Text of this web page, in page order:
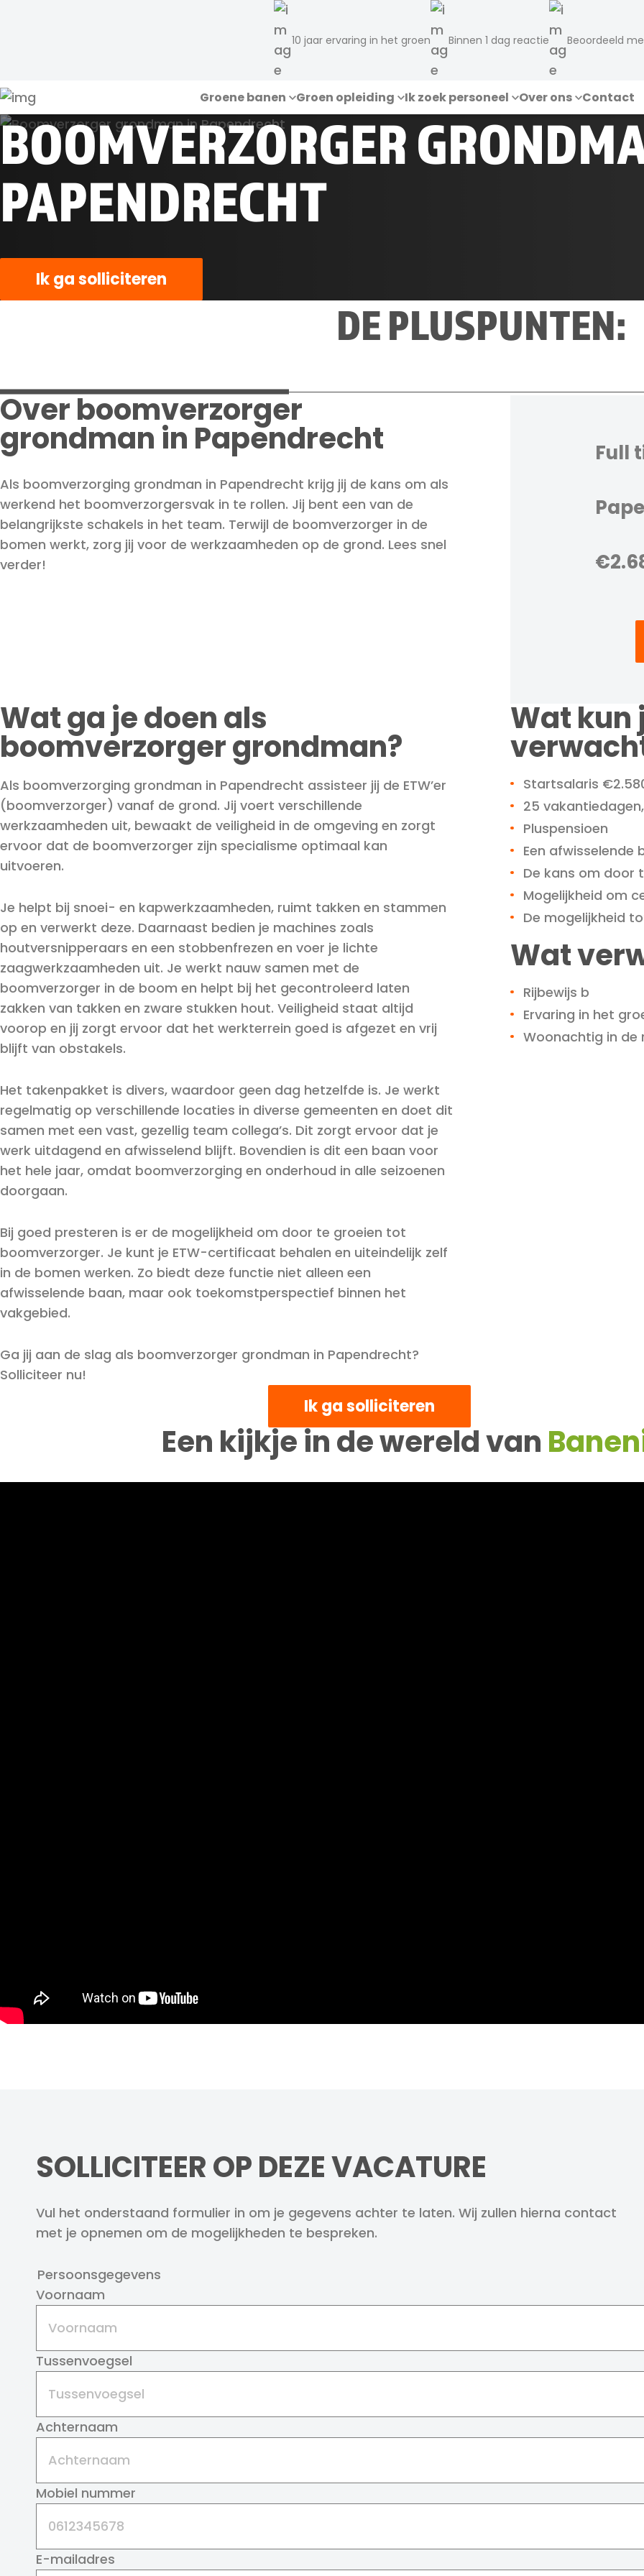
10 jaar ervaring in het groen Binnen 1 dag reactie Beoordeeld
Groene banen Groen opleiding Ik zoek personeel Over ons Contact
BOOMVERZORGER
PAPENDRECHT
Ik ga solliciteren
DE PLUSPUNTEN:
Over boomverzorger
grondman in Papendrecht
Als boomverzorging grondman in Papendrecht krijg jij de kans om als
werkend het boomverzorgersvak in te rollen. Jij bent een van de
belangrijkste schakels in het team. Terwijl de boomverzorger in de
bomen werkt, zorg jij voor de werkzaamheden op de grond. Lees snel
verder!
Full
Wat ga je doen als
boomverzorger grondman?
Als boomverzorging grondman in Papendrecht assisteer jij de ETW’er
(boomverzorger) vanaf de grond. Jij voert verschillende
werkzaamheden uit, bewaakt de veiligheid in de omgeving en zorgt
ervoor dat de boomverzorger zijn specialisme optimaal kan
uitvoeren.
Je helpt bij snoei- en kapwerkzaamheden, ruimt takken en stammen
op en verwerkt deze. Daarnaast bedien je machines zoals
houtversnipperaars en een stobbenfrezen en voer je lichte
zaagwerkzaamheden uit. Je werkt nauw samen met de
boomverzorger in de boom en helpt bij het gecontroleerd laten
zakken van takken en zware stukken hout. Veiligheid staat altijd
voorop en jij zorgt ervoor dat het werkterrein goed is afgezet en vrij
blijft van obstakels.
Het takenpakket is divers, waardoor geen dag hetzelfde is. Je werkt
regelmatig op verschillende locaties in diverse gemeenten en doet dit
samen met een vast, gezellig team collega’s. Dit zorgt ervoor dat je
werk uitdagend en afwisselend blijft. Bovendien is dit een baan voor
het hele jaar, omdat boomverzorging en onderhoud in alle seizoenen
doorgaan.
Bij goed presteren is er de mogelijkheid om door te groeien tot
boomverzorger. Je kunt je ETW-certificaat behalen en uiteindelijk zelf
in de bomen werken. Zo biedt deze functie niet alleen een
afwisselende baan, maar ook toekomstperspectief binnen het
vakgebied.
Ga jij aan de slag als boomverzorger grondman in Papendrecht?
Solliciteer nu!
Wat kun
Startsalaris
25
Pluspensioen
Een afwisselende
De kans om door
Mogelijkheid om
De mogelijkheid
Wat
Rijbewijs b
Ervaring in het
Woonachtig in de
Ik ga solliciteren
Een kijkje in de wereld van
SOLLICITEER OP DEZE VACATURE
Vul het onderstaand formulier in om je gegevens achter te laten. Wij zullen hierna contact
met je opnemen om de mogelijkheden te bespreken.
Persoonsgegevens
Voornaam
Tussenvoegsel
Achternaam
Mobiel nummer
E-mailadres